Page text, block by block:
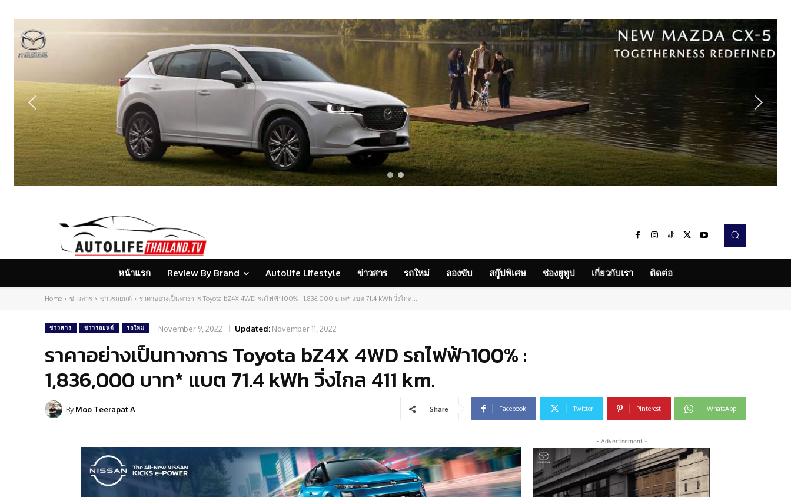
หน้าแรก Review By Brand Autolife Lifestyle ข่าวสาร รถใหม่ ลองขับ สกู๊ปพิเศษ ช่องยูทูป เกี่ยวกับเรา ติดต่อ
Home ข่าวสาร ข่าวรถยนต์ ราคาอย่างเป็นทางการ Toyota bZ4X 4WD รถไฟฟ้า100% : 1,836,000 บาท* แบต 71.4 kWh วิ่งไกล...
ข่าวสาร ข่าวรถยนต์ รถใหม่ November 9, 2022 Updated: November 11, 2022
ราคาอย่างเป็นทางการ Toyota bZ4X 4WD รถไฟฟ้า100% :
1,836,000 บาท* แบต 71.4 kWh วิ่งไกล 411 km.
By Moo Teerapat A Share Facebook Twitter Pinterest WhatsApp
- Advertisement -